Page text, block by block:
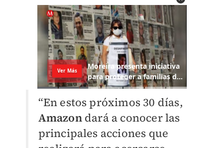
“En estos próximos 30 días,
Amazon dará a conocer las
principales acciones que